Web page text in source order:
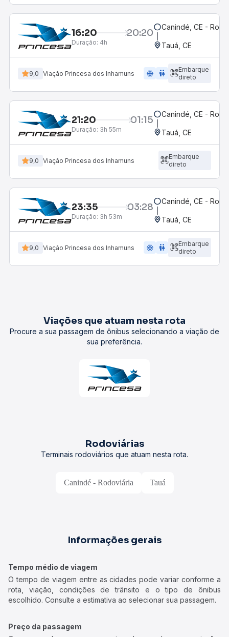
16:20 20:20
Duração: 4h
Canindé, CE -
Tauá, CE
9,0 Viação Princesa dos Inhamuns ac_unit wc
Embarque
direto
21:20 01:15
Duração: 3h 55m
Canindé, CE -
Tauá, CE
9,0 Viação Princesa dos Inhamuns
Embarque
direto
23:35 03:28
Duração: 3h 53m
Canindé, CE -
Tauá, CE
9,0 Viação Princesa dos Inhamuns ac_unit wc
Embarque
direto
Viações que atuam nesta rota
Procure a sua passagem de ônibus selecionando a viação de
sua preferência.
Rodoviárias
Terminais rodoviários que atuam nesta rota.
Canindé - Rodoviária Tauá
Informações gerais
Tempo médio de viagem
O tempo de viagem entre as cidades pode variar conforme a
rota, viação, condições de trânsito e o tipo de ônibus
escolhido. Consulte a estimativa ao selecionar sua passagem.
Preço da passagem